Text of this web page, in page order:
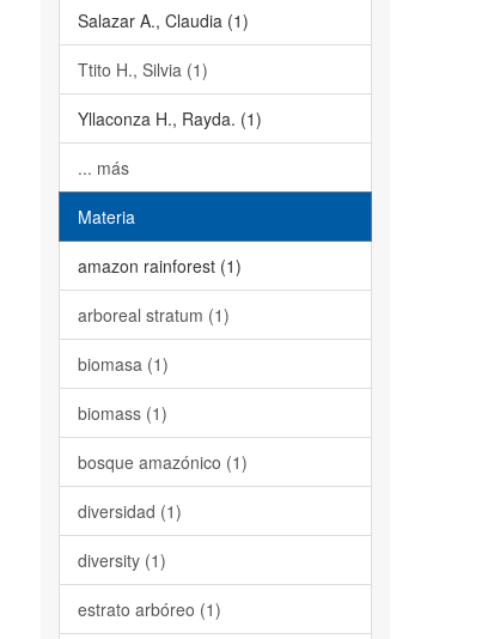
Salazar A., Claudia (1)
Ttito H., Silvia (1)
Yllaconza H., Rayda. (1)
... más
Materia
amazon rainforest (1)
arboreal stratum (1)
biomasa (1)
biomass (1)
bosque amazónico (1)
diversidad (1)
diversity (1)
estrato arbóreo (1)